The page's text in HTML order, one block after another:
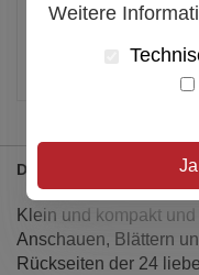
Details
Klein und kompakt
Anschauen, Blättern
Rückseiten der 24
Weitere